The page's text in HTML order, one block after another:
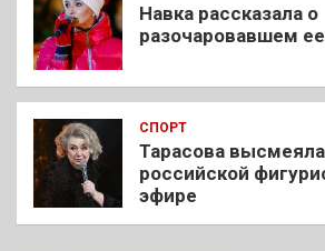
Навка рассказала о
разочаровавшем
СПОРТ
Тарасова
российской
эфире